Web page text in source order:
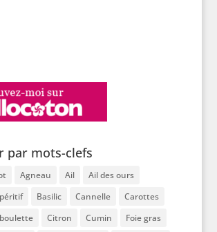
par mots-clefs
Agneau Ail
Ail des ours
Basilic Cannelle
Carottes
Citron Cumin Foie gras